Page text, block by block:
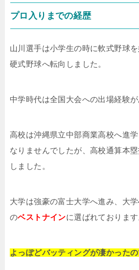
プロ入りまでの経歴
山川選手は小学生の時に軟式野球
硬式野球へ転向しました。
中学時代は全国大会への出場経験が
高校は沖縄県立中部商業高校へ進
なりませんでしたが、高校通算本
しました。
大学は強豪の富士大学へ進み、大
のベストナインに選ばれております
よっぽどバッティングが凄かったの